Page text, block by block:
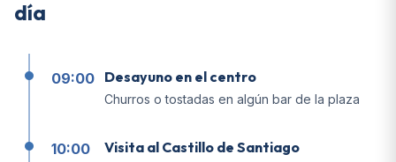
día
09:00 Desayuno en el centro
Churros o tostadas en algún bar de la plaza
10:00 Visita al Castillo de Santiago